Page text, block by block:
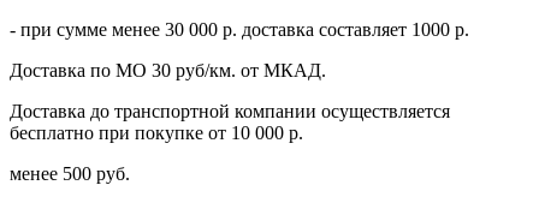
- при сумме менее 30 000 р. доставка составляет 1000 р.
Доставка по МО 30 руб/км. от МКАД.
Доставка до транспортной компании осуществляется
бесплатно при покупке от 10 000 р.
менее 500 руб.